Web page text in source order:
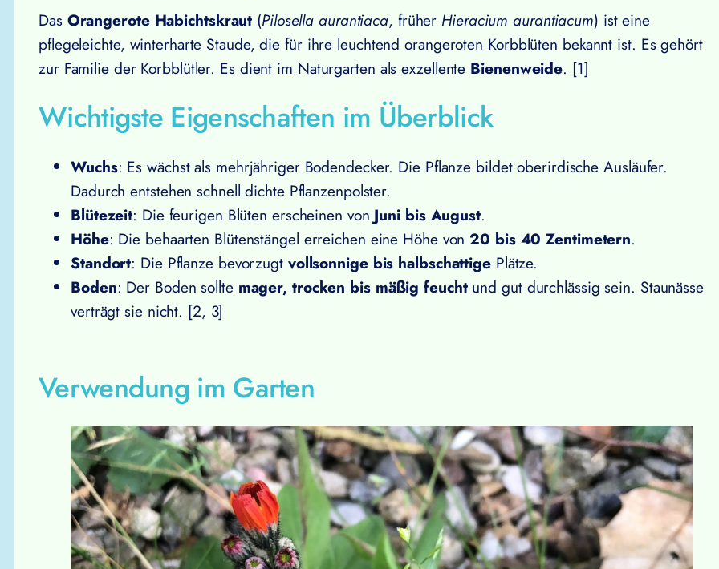
Das Orangerote Habichtskraut (Pilosella aurantiaca, früher Hieracium aurantiacum) ist eine
pflegeleichte, winterharte Staude, die für ihre leuchtend orangeroten Korbblüten bekannt ist. Es gehört
zur Familie der Korbblütler. Es dient im Naturgarten als exzellente Bienenweide. [1]
Wichtigste Eigenschaften im Überblick
Wuchs: Es wächst als mehrjähriger Bodendecker. Die Pflanze bildet oberirdische Ausläufer.
Dadurch entstehen schnell dichte Pflanzenpolster.
Blütezeit: Die feurigen Blüten erscheinen von Juni bis August.
Höhe: Die behaarten Blütenstängel erreichen eine Höhe von20 bis 40 Zentimetern.
Standort: Die Pflanze bevorzugt vollsonnige bis halbschattigePlätze.
Boden: Der Boden sollte mager, trocken bis mäßig feuchtund gut durchlässig sein. Staunässe
verträgt sie nicht. [2, 3]
Verwendung im Garten